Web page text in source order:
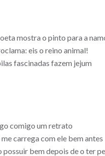
mostra o pinto para a
eis o reino animal!
fascinadas fazem jejum
comigo um retrato
me carrega com ele bem antes
possuir bem depois de o ter